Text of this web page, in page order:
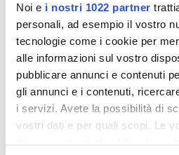
Noi e i nostri 1022 partner
personali, ad esempio il vostro
tecnologie come i cookie per
alle informazioni sul vostro
pubblicare annunci e contenuti
gli annunci e i contenuti,
i servizi. Avete la possibilità di
vostri dati e per quali scopi. Le
Integratori per dimagrire